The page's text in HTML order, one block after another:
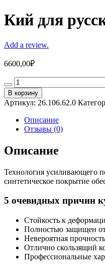
Кий для
Add a review.
6600,00₽
Кий
для
русского
бильярда
2-
pc
«Cuetec
Pro
2»
(натуральный)
В корзину
Артикул: 26.106.62.0
Описание
Отзывы (0)
Описание
Технология усиливающего
синтетическое покрытие
5 очевидных причин
Стойкость к
Полностью защищен
Невероятная
Отлично скользящий
Профессиональные